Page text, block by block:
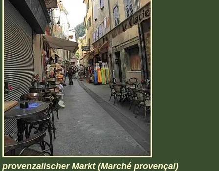
provenzalischer Markt (Marché provençal)